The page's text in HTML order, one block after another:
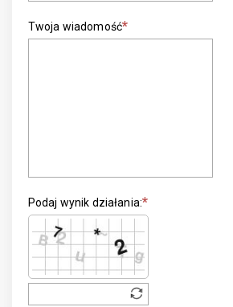
Twoja wiadomość
Podaj wynik działania: